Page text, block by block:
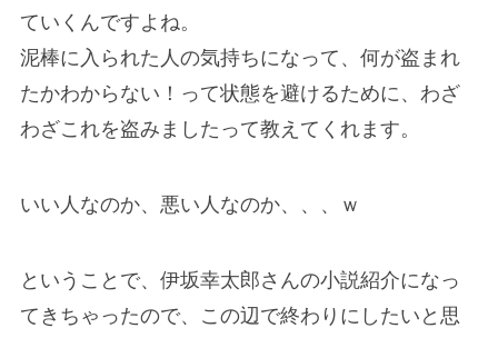
ていくんですよね。
泥棒に入られた人の気持ちになって、何が盗まれ
たかわからない！って状態を避けるために、わざ
わざこれを盗みましたって教えてくれます。
いい人なのか、悪い人なのか、、、ｗ
ということで、伊坂幸太郎さんの小説紹介になっ
てきちゃったので、この辺で終わりにしたいと思